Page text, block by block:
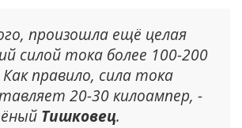
произошла ещё целая
силой тока более 100-200
правило, сила тока
20-30 килоампер, -
Тишковец.